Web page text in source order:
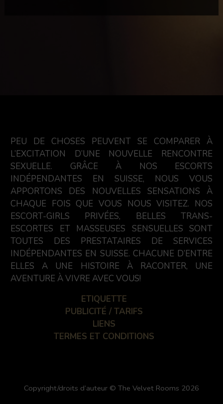
PEU DE CHOSES PEUVENT SE COMPARER À
L’EXCITATION D’UNE NOUVELLE RENCONTRE
SEXUELLE. GRÂCE À NOS ESCORTS
INDÉPENDANTES EN SUISSE, NOUS VOUS
APPORTONS DES NOUVELLES SENSATIONS À
CHAQUE FOIS QUE VOUS NOUS VISITEZ. NOS
ESCORT-GIRLS PRIVÉES, BELLES TRANS-
ESCORTES ET MASSEUSES SENSUELLES SONT
TOUTES DES PRESTATAIRES DE SERVICES
INDÉPENDANTES EN SUISSE. CHACUNE D’ENTRE
ELLES A UNE HISTOIRE À RACONTER, UNE
AVENTURE À VIVRE AVEC VOUS!
ETIQUETTE
PUBLICITÉ / TARIFS
LIENS
TERMES ET CONDITIONS
Copyright/droits d’auteur © The Velvet Rooms 2026